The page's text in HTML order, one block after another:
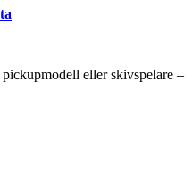
eller skivspelare –